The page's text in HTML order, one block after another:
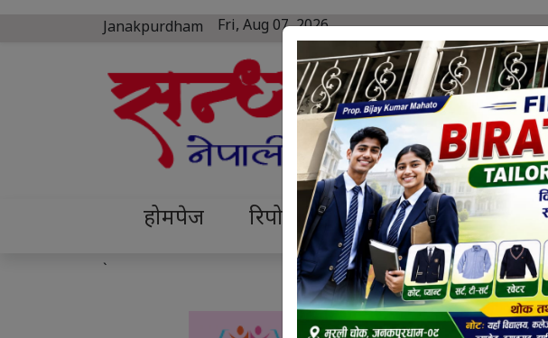
Janakpurdham Fri, Aug 07, 2026
होमपेज रिपोर्ट कृषि राजनीति
`